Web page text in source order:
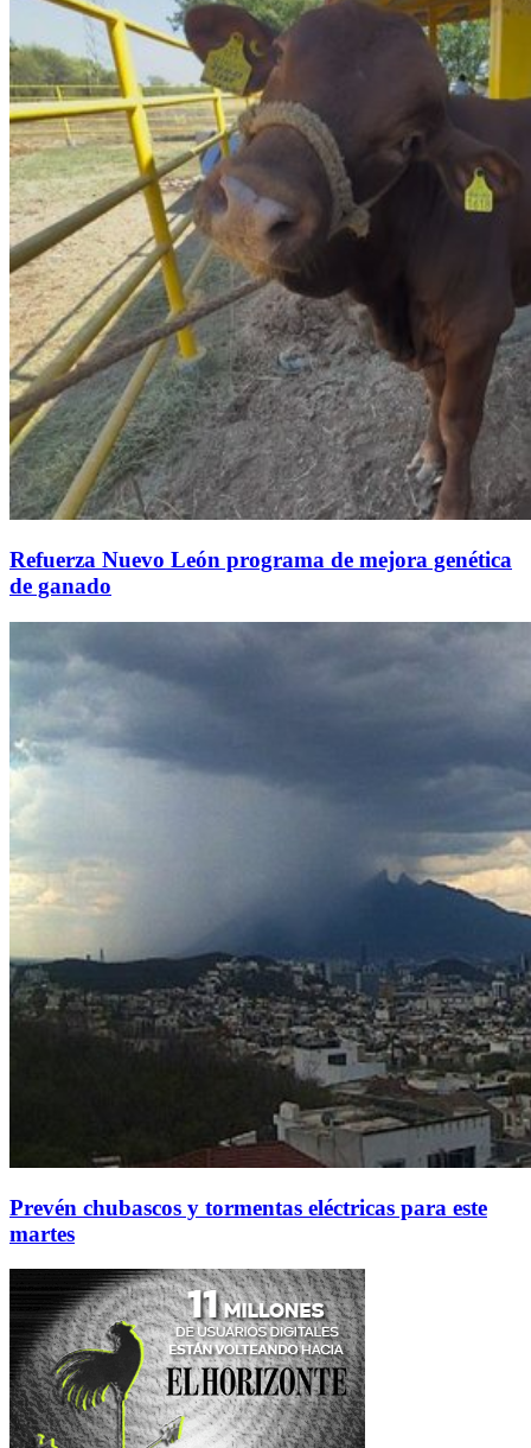
Refuerza Nuevo León programa de mejora genética
de ganado
Prevén chubascos y tormentas eléctricas para este
martes